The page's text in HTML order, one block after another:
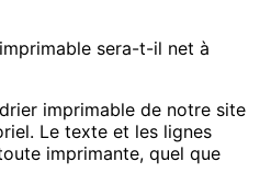
sera-t-il net à
imprimable de notre site
Le texte et les lignes
imprimante, quel que